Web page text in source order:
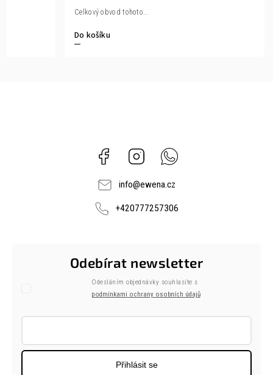
Do košíku
Celkový obvod tohoto...
Facebook Instagram
info@ewena.cz
+420777257306
Odebírat newsletter
Odesláním objednávky souhlasíte s
podmínkami ochrany osobních údajů
Přihlásit se